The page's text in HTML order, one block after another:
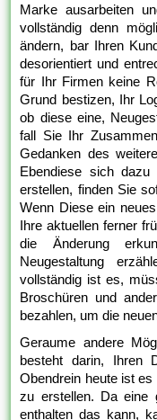
Marke ausarbeiten
vollständig denn
ändern, bar Ihren
desorientiert und
für Ihr Firmen keine
Grund bestizen, Ihr
ob diese eine,
fall Sie Ihr
Gedanken des
Ebendiese sich
erstellen, finden Sie
Wenn Diese ein
Ihre aktuellen ferner
die Änderung
Neugestaltung
vollständig ist es,
Broschüren und
bezahlen, um die
Geraume andere
besteht darin, Ihren
Obendrein heute ist
zu erstellen. Da eine
enthalten das kann,